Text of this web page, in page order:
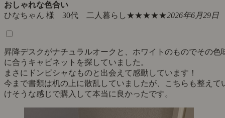
おしゃれな色合い
ひなちゃん 様 30代 二人暮らし★★★★★2026年6月29日
昇降デスクがナチュラルオークと、ホワイトのものでその色
に合うキャビネットを探していました。
まさにドンピシャなものと出会えて感動しています！
今まで書類は机の上に散乱していましたが、こちらも整えて
けそうな感じで購入して本当に良かったです。